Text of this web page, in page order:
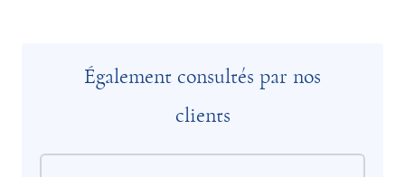
Également consultés par nos
clients